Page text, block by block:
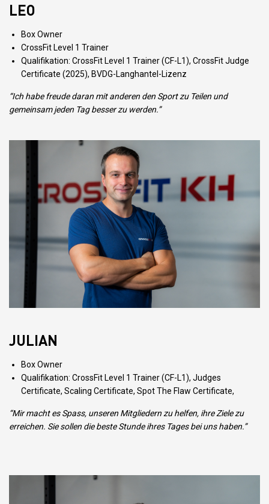
LEO
Box Owner
CrossFit Level 1 Trainer
Qualifikation: CrossFit Level 1 Trainer (CF-L1), CrossFit Judge
Certificate (2025), BVDG-Langhantel-Lizenz
“Ich habe freude daran mit anderen den Sport zu Teilen und
gemeinsam jeden Tag besser zu werden.”
JULIAN
Box Owner
Qualifikation: CrossFit Level 1 Trainer (CF-L1), Judges
Certificate, Scaling Certificate, Spot The Flaw Certificate,
“Mir macht es Spass, unseren Mitgliedern zu helfen, ihre Ziele zu
erreichen. Sie sollen die beste Stunde ihres Tages bei uns haben.”